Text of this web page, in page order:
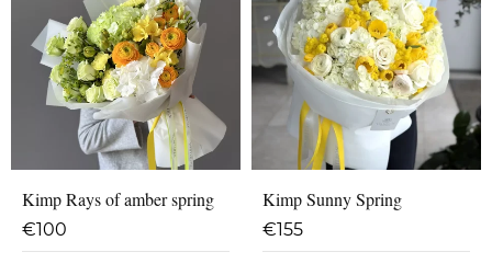
Kimp Rays of amber spring
€100
Kimp Sunny Spring
€155